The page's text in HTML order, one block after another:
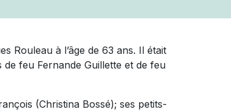
Rouleau à l’âge de 63 ans. Il était
feu Fernande Guillette et de feu
(Christina Bossé); ses petits-